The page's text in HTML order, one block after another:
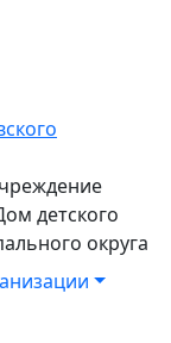
детского
округа